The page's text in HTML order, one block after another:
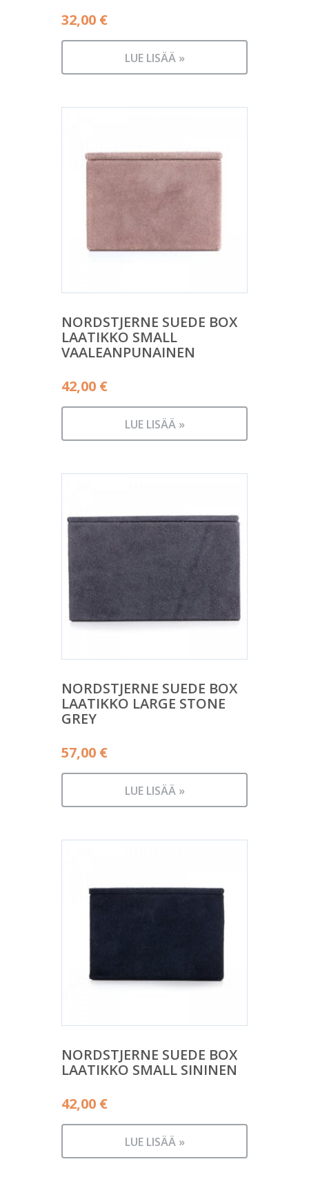
32,00 €
LUE LISÄÄ »
NORDSTJERNE SUEDE BOX
LAATIKKO SMALL
VAALEANPUNAINEN
42,00 €
LUE LISÄÄ »
NORDSTJERNE SUEDE BOX
LAATIKKO LARGE STONE
GREY
57,00 €
LUE LISÄÄ »
NORDSTJERNE SUEDE BOX
LAATIKKO SMALL SININEN
42,00 €
LUE LISÄÄ »